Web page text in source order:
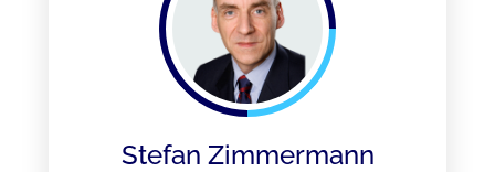
Stefan Zimmermann